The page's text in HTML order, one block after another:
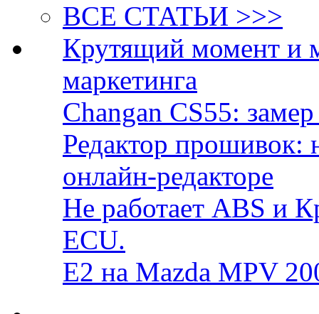
ВСЕ СТАТЬИ >>>
Крутящий момент и
маркетинга
Changan CS55:
Редактор прошивок:
онлайн-редакторе
Не работает ABS и
ECU.
E2 на Mazda MPV